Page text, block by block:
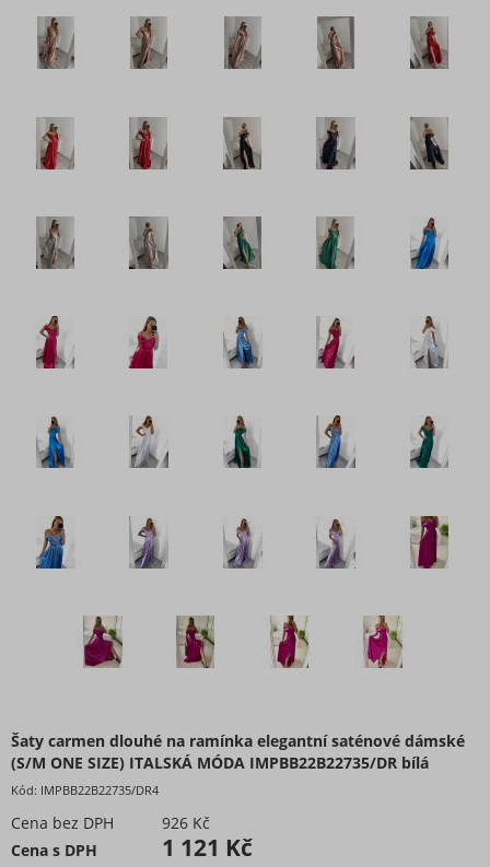
Doplňky módy
Obuv - Boty
Extravagantní móda
Šaty carmen dlouhé na ramínka elegantní saténové dámské
(S/M ONE SIZE) ITALSKÁ MÓDA IMPBB22B22735/DR bílá
Kód: IMPBB22B22735/DR4
Cena bez DPH
926 Kč
Cena s DPH
1 121 Kč